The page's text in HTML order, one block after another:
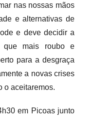
nas nossas mãos
e alternativas de
e deve decidir a
que mais roubo e
para a desgraça
a novas crises
o aceitaremos.
em Picoas junto